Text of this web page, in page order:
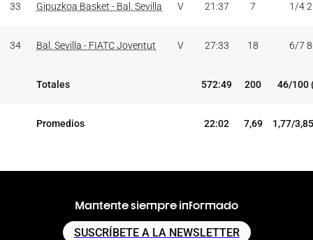
33 Gipuzkoa Basket - Bal. Sevilla V 21:37 7 1/4
34 Bal. Sevilla - FIATC Joventut V 27:33 18 6/7
Totales 572:49 200 46/100
Promedios 22:02 7,69 1,77/
Mantente siempre informado
SUSCRÍBETE A LA NEWSLETTER